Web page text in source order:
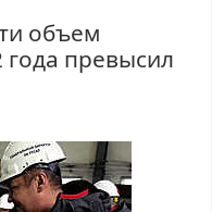
объем
года превысил